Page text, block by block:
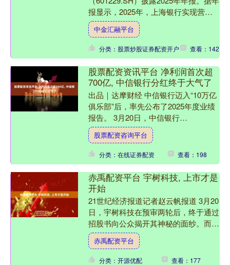
报显示，2025年，上海银行实现营业
收入547.61亿元，同比增长3.35%；实
现归母净....
中金汇融平台
分类：股票炒股证券配资开户 查看：142
股票配资资讯平台 净利润首次超
700亿, 中信银行分红终于大气了
出品｜达摩财经 中信银行迈入“10万亿
俱乐部”后，率先公布了2025年度业绩
报告。 3月20日，中信银行
（601998.SH）发布公告显示，2025年
全年，该行....
股票配资咨询平台
分类：在线证券配资 查看：198
赤禹配资平台 宇树科技, 上市才是
开始
21世纪经济报道记者赵云帆报道 3月20
日，宇树科技在预审两轮后，终于通过
招股书向公众揭开其神秘的面纱。而当
我们翻开这家明星科技公司的招股书时
却发现，这是一家“....
赤禹配资平台
分类：开源优配 查看：177